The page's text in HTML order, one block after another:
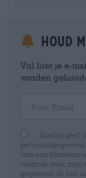
Houd
Vul hier je e-
worden
Hierbij geef
van een
controle over mijn
gegevens. Ik ben